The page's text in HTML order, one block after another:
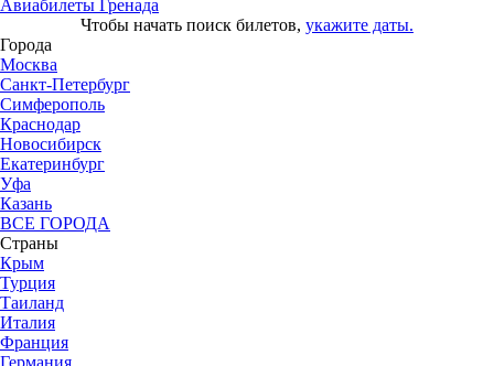
Авиабилеты Гренада
Чтобы начать поиск билетов, укажите даты.
Города
Москва
Санкт-Петербург
Симферополь
Краснодар
Новосибирск
Екатеринбург
Уфа
Казань
ВСЕ ГОРОДА
Страны
Крым
Турция
Таиланд
Италия
Франция
Германия